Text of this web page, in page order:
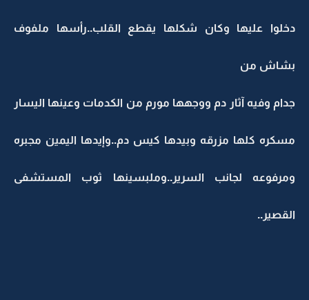
دخلوا عليها وكان شكلها يقطع القلب..رأسها ملفوف
بشاش من
جدام وفيه آثار دم ووجهها مورم من الكدمات وعينها اليسار
مسكره كلها مزرقه وبيدها كيس دم..وإيدها اليمين مجبره
ومرفوعه لجانب السرير..وملبسينها ثوب المستشفى
القصير..